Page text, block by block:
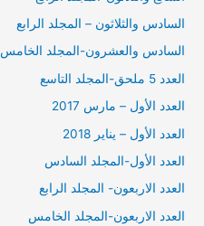
السادس والثلاثون – المجلد الرابع
السادس والعشرون-المجلد الخامس
العدد 5 ملحق-المجلد التاسع
العدد الأول – مارس 2017
العدد الأول – يناير 2018
العدد الأول-المجلد السادس
العدد الاربعون- المجلد الرابع
العدد الاربعون-المجلد الخامس